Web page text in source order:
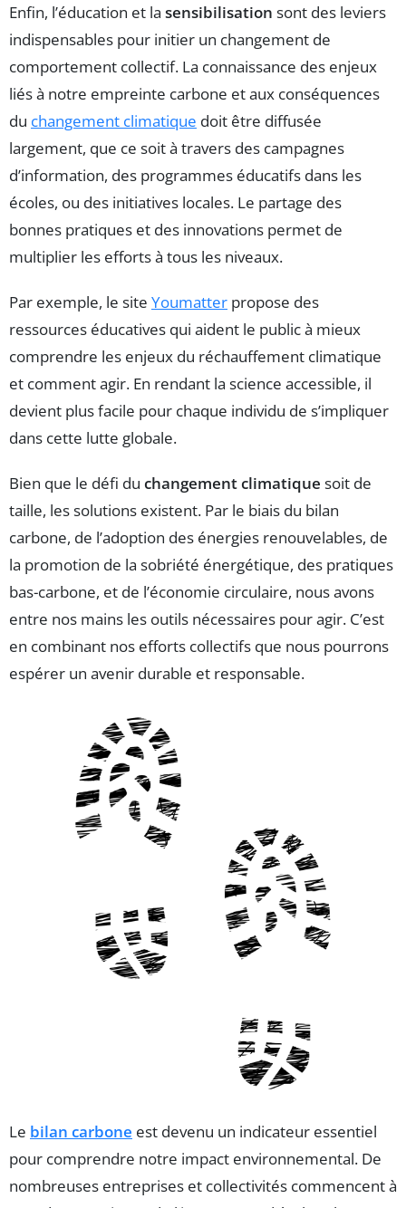
Enfin, l’éducation et la sensibilisation sont des leviers
indispensables pour initier un changement de
comportement collectif. La connaissance des enjeux
liés à notre empreinte carbone et aux conséquences
du changement climatique doit être diffusée
largement, que ce soit à travers des campagnes
d’information, des programmes éducatifs dans les
écoles, ou des initiatives locales. Le partage des
bonnes pratiques et des innovations permet de
multiplier les efforts à tous les niveaux.
Par exemple, le site Youmatter propose des
ressources éducatives qui aident le public à mieux
comprendre les enjeux du réchauffement climatique
et comment agir. En rendant la science accessible, il
devient plus facile pour chaque individu de s’impliquer
dans cette lutte globale.
Bien que le défi du changement climatique soit de
taille, les solutions existent. Par le biais du bilan
carbone, de l’adoption des énergies renouvelables, de
la promotion de la sobriété énergétique, des pratiques
bas-carbone, et de l’économie circulaire, nous avons
entre nos mains les outils nécessaires pour agir. C’est
en combinant nos efforts collectifs que nous pourrons
espérer un avenir durable et responsable.
Le bilan carbone est devenu un indicateur essentiel
pour comprendre notre impact environnemental. De
nombreuses entreprises et collectivités commencent à